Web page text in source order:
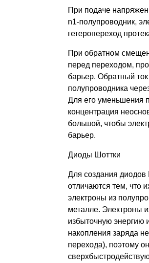
При подаче
n1-полупроводник,
гетеропереход
При обратном
перед переходом,
барьер. Обратный ток
полупроводника
Для его уменьшения
концентрация
большой, чтобы
барьер.
Диоды Шоттки
Для создания диодов
отличаются тем, что
электроны из
металле. Электроны
избыточную энергию
накопления заряда
перехода), поэтому